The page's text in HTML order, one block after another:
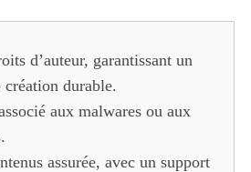
d’auteur, garantissant un
création durable.
aux malwares ou aux
assurée, avec un support